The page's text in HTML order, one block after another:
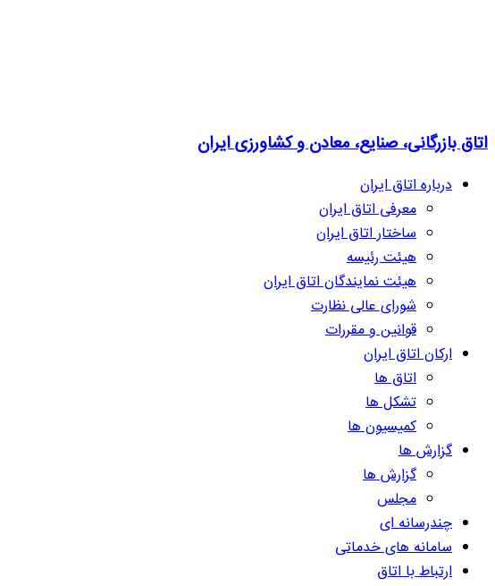
اتاق بازرگانی، صنایع، معادن و کشاورزی ایران
درباره اتاق ایران
معرفی اتاق ایران
ساختار اتاق ایران
هیئت رئیسه
هیئت نمایندگان اتاق ایران
شورای عالی نظارت
قوانین و مقررات
ارکان اتاق ایران
اتاق ها
تشکل ها
کمیسیون ها
گزارش ها
گزارش ها
مجلس
چندرسانه ای
سامانه های خدماتی
ارتباط با اتاق